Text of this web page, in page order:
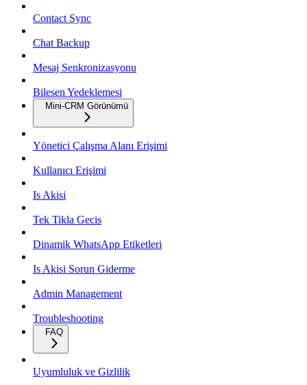
Contact Sync
Chat Backup
Mesaj Senkronizasyonu
Bilesen Yedeklemesi
Mini-CRM Görünümü
Yönetici Çalışma Alanı Erişimi
Kullanıcı Erişimi
Is Akisi
Tek Tikla Gecis
Dinamik WhatsApp Etiketleri
Is Akisi Sorun Giderme
Admin Management
Troubleshooting
FAQ
Uyumluluk ve Gizlilik